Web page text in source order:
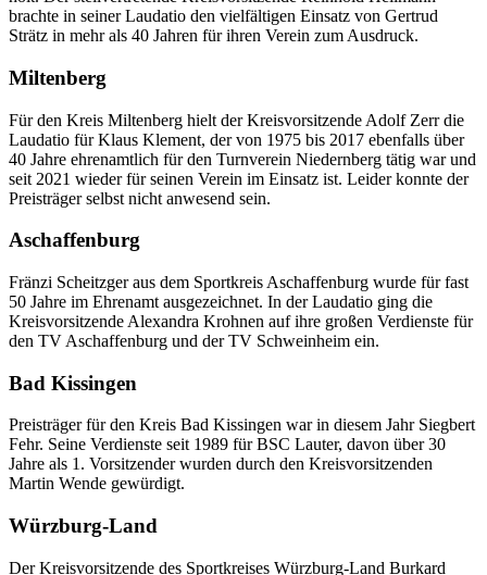
brachte in seiner Lauda­tio den viel­fäl­ti­gen Einsatz von Gertrud
Strätz in mehr als 40 Jahren für ihren Verein zum Ausdruck.
Milten­berg
Für den Kreis Milten­berg hielt der Kreis­vor­sit­zende Adolf Zerr die
Lauda­tio für Klaus Klement, der von 1975 bis 2017 eben­falls über
40 Jahre ehren­amt­lich für den Turn­ver­ein Niedern­berg tätig war und
seit 2021 wieder für seinen Verein im Einsatz ist. Leider konnte der
Preis­trä­ger selbst nicht anwe­send sein.
Aschaf­fen­burg
Fränzi Scheit­zger aus dem Sport­kreis Aschaf­fen­burg wurde für fast
50 Jahre im Ehren­amt ausge­zeich­net. In der Lauda­tio ging die
Kreis­vor­sit­zende Alex­an­dra Kroh­nen auf ihre großen Verdienste für
den TV Aschaf­fen­burg und der TV Schwein­heim ein.
Bad Kissin­gen
Preis­trä­ger für den Kreis Bad Kissin­gen war in diesem Jahr Sieg­bert
Fehr. Seine Verdienste seit 1989 für BSC Lauter, davon über 30
Jahre als 1. Vorsit­zen­der wurden durch den Kreis­vor­sit­zen­den
Martin Wende gewürdigt.
Würz­burg-Land
Der Kreis­vor­sit­zende des Sport­krei­ses Würz­burg-Land Burkard